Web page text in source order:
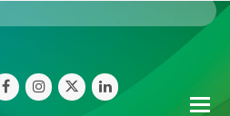
facebookinstagram
twitterlinkedin